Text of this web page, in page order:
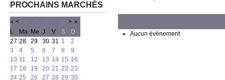
PROCHAINS MARCHÉS
« < Août 2026 > »
L
Ma Me J V S
D
27 28 29 30 31 1
2
3
4 5 6 7 8
9
10 11 12 13 14 15 16
17 18 19 20 21 22 23
24 25 26 27 28 29 30
Aucun événement